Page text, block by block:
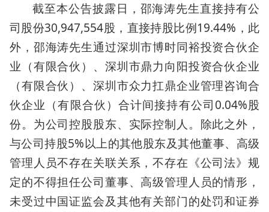
截至本公告披露日，邵海涛先生直接持有公
司股份30,947,554股，直接持股比例19.44%，此
外，邵海涛先生通过深圳市博时同裕投资合伙企
业（有限合伙）、深圳市鼎力向阳投资合伙企业
（有限合伙）、深圳市众力扛鼎企业管理咨询合
伙企业（有限合伙）合计间接持有公司0.04%股
份。为公司控股股东、实际控制人。除此之外，
与公司持股5%以上的其他股东及其他董事、高级
管理人员不存在关联关系，不存在《公司法》规
定的不得担任公司董事、高级管理人员的情形，
未受过中国证监会及其他有关部门的处罚和证券